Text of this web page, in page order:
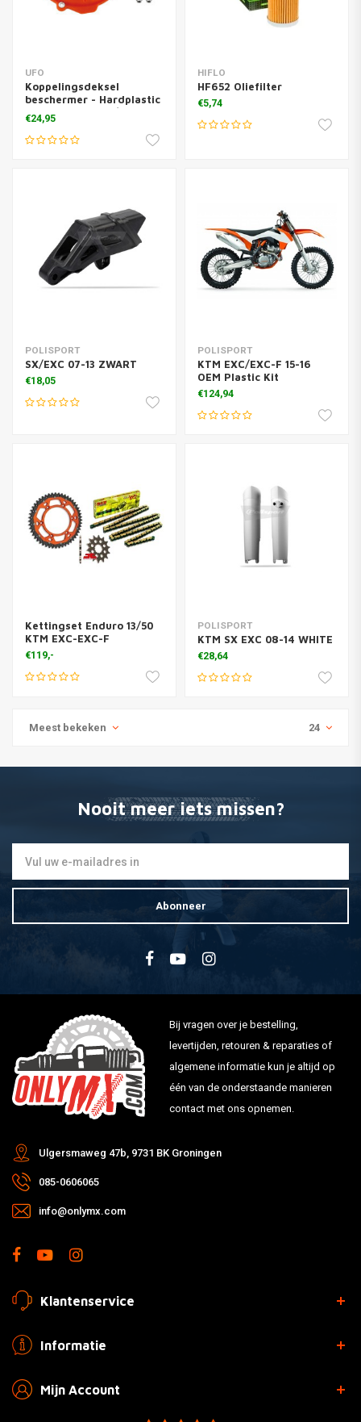
UFO
Koppelingsdeksel
beschermer - Hardplastic
oranje EXC-F250/350 -
SX-F250/350
€24,95
HIFLO
HF652 Oliefilter
€5,74
POLISPORT
SX/EXC 07-13 ZWART
€18,05
POLISPORT
KTM EXC/EXC-F 15-16
OEM Plastic Kit
€124,94
Kettingset Enduro 13/50
KTM EXC-EXC-F
€119,-
POLISPORT
KTM SX EXC 08-14 WHITE
€28,64
Meest bekeken 24
Nooit meer iets missen?
Abonneer
Bij vragen over je bestelling,
levertijden, retouren & reparaties of
algemene informatie kun je altijd op
één van de onderstaande manieren
contact met ons opnemen.
Ulgersmaweg 47b, 9731 BK Groningen
085-0606065
info@onlymx.com
Klantenservice
Informatie
Mijn Account